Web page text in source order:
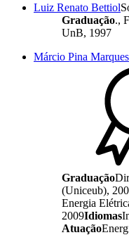
Luiz Renato Bettiol
Graduação.,
UnB, 1997
Márcio Pina Marques
Graduação
(Uniceub),
Energia
2009Idiomas
Atuação